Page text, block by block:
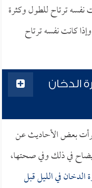
نفسه ترتاح للطول وكثرة
كانت نفسه ترتاح
الدخان
بعض الأحاديث عن
في ذلك وفي صحتها،
في الليل قبل